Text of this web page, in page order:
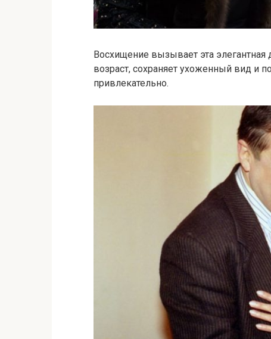
Восхищение вызывает эта элегантная
возраст, сохраняет ухоженный вид и
привлекательно.